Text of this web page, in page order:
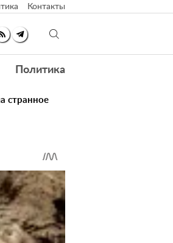
Контакты
Политика
странное